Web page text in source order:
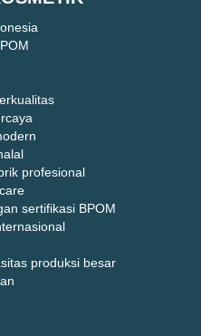
profesional
sertifikasi BPOM
produksi besar